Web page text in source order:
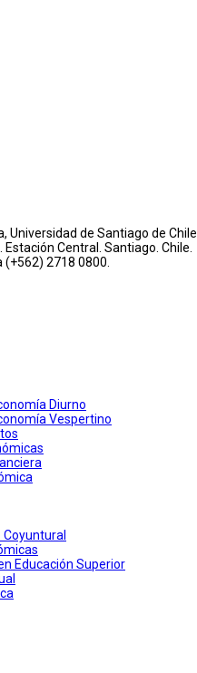
Universidad de Santiago de
Central. Santiago. Chile.
(+562) 2718 0800.
Diurno
Vespertino
Educación Superior